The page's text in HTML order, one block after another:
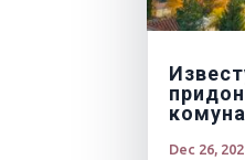
Dec 26,